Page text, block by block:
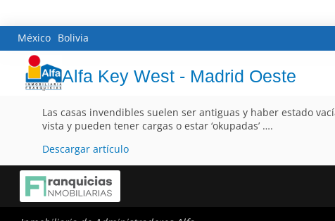
México Bolivia
Alfa Key West - Madrid Oeste
Las casas invendibles suelen ser antiguas y haber estado
vista y pueden tener cargas o estar ‘okupadas’ ….
Descargar artículo